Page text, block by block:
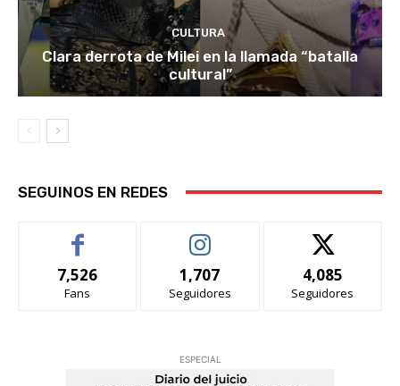
CULTURA
Clara derrota de Milei en la llamada “batalla
cultural”
SEGUINOS EN REDES
7,526
Fans
1,707
Seguidores
4,085
Seguidores
ESPECIAL